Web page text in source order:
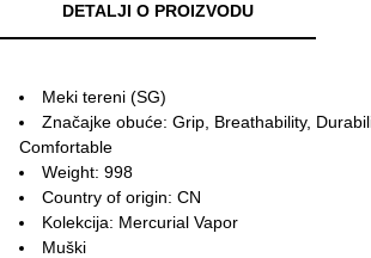
DETALJI O PROIZVODU
Meki tereni (SG)
Značajke obuće: Grip, Breathability,
Comfortable
Weight: 998
Country of origin: CN
Kolekcija: Mercurial Vapor
Muški